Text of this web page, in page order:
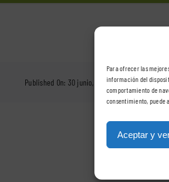
Para ofrecer las
información del
comportamiento de
consentimiento, puede
Aceptar y
Published On: 30 junio, 2016 / Categories: